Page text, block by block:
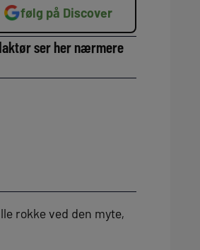
følg på Discover
ser her nærmere
rokke ved den myte,